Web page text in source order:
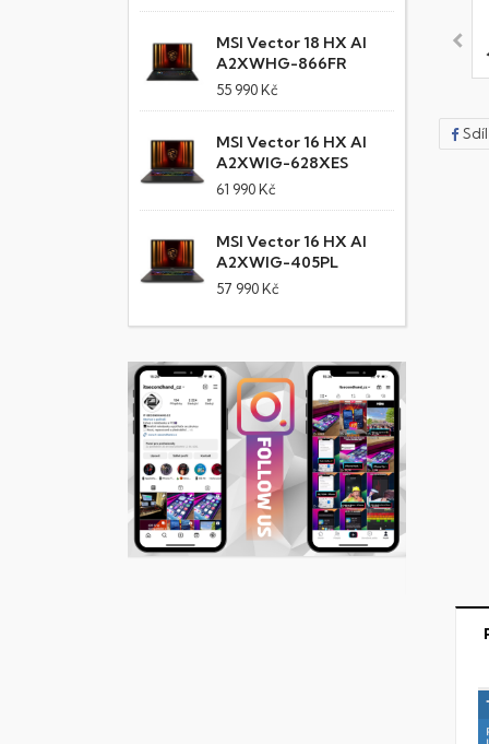
MSI Vector 18 HX AI
A2XWHG-866FR
55 990 Kč
MSI Vector 16 HX AI
A2XWIG-628XES
61 990 Kč
MSI Vector 16 HX AI
A2XWIG-405PL
57 990 Kč